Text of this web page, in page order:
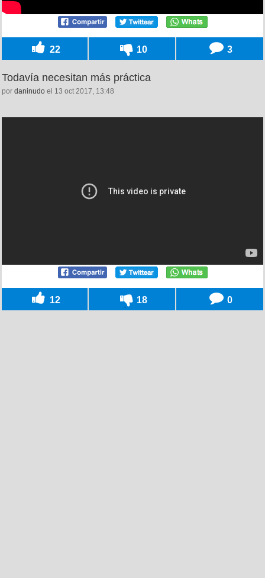
22 10 3
Todavía necesitan más práctica
por daninudo el 13 oct 2017, 13:48
12 18 0